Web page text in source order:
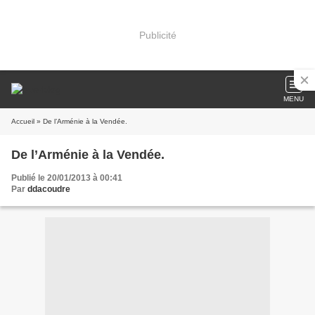
Publicité
MENU
Accueil » De l’Arménie à la Vendée.
De l’Arménie à la Vendée.
Publié le 20/01/2013 à 00:41
Par ddacoudre